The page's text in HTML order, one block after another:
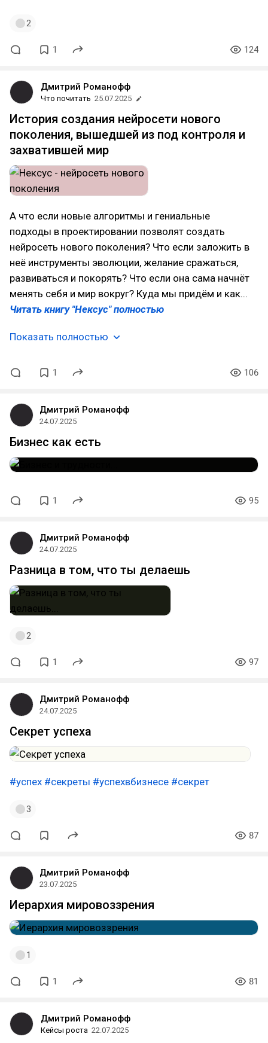
2
1 124
Дмитрий Романофф
Что почитать 25.07.2025
История создания нейросети нового
поколения, вышедшей из под контроля и
захватившей мир
А что если новые алгоритмы и гениальные
подходы в проектировании позволят создать
нейросеть нового поколения? Что если заложить в
неё инструменты эволюции, желание сражаться,
развиваться и покорять? Что если она сама начнёт
менять себя и мир вокруг? Куда мы придём и как...
Читать книгу "Нексус" полностью
Показать полностью
1 106
Дмитрий Романофф
24.07.2025
Бизнес как есть
1 95
Дмитрий Романофф
24.07.2025
Разница в том, что ты делаешь
2
1 97
Дмитрий Романофф
24.07.2025
Секрет успеха
#успех #секреты #успехвбизнесе #секрет
3
87
Дмитрий Романофф
23.07.2025
Иерархия мировоззрения
1
1 81
Дмитрий Романофф
Кейсы роста 22.07.2025